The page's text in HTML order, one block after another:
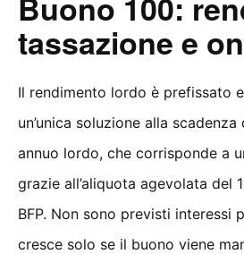
tassazione e
Il rendimento lordo è prefissato
un’unica soluzione alla
annuo lordo, che corrisponde a
grazie all’aliquota agevolata del
BFP. Non sono previsti interessi
cresce solo se il buono viene